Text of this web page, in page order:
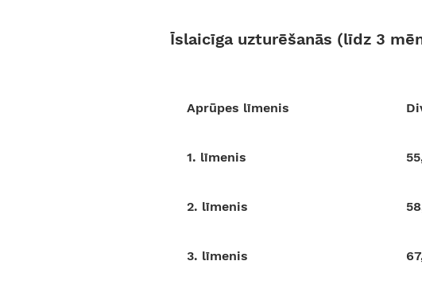
Īslaicīga uzturēšanās (līdz 3
Aprūpes līmenis
1. līmenis
2. līmenis
3. līmenis